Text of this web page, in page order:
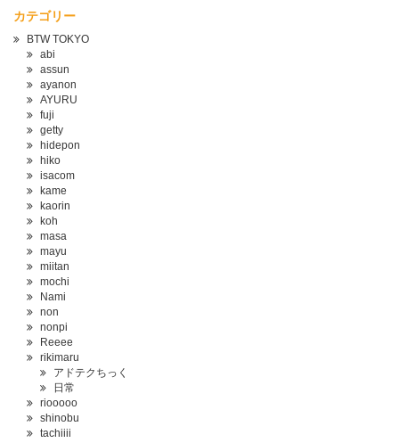
カテゴリー
BTW TOKYO
abi
assun
ayanon
AYURU
fuji
getty
hidepon
hiko
isacom
kame
kaorin
koh
masa
mayu
miitan
mochi
Nami
non
nonpi
Reeee
rikimaru
アドテクちっく
日常
riooooo
shinobu
tachiiii